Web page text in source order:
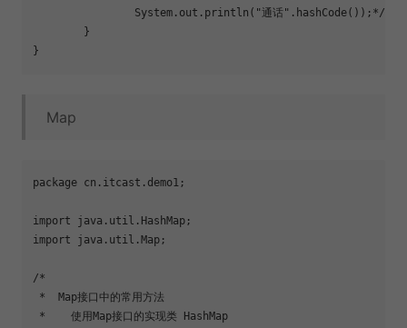
		System.out.println(
"通话" .hashCode());*/
Map
package cn.itcast.demo1;
import java.util.HashMap;
import java.util.Map;
/*
*  Map接口中的常用方法
*    使用Map接口的实现类 HashMap